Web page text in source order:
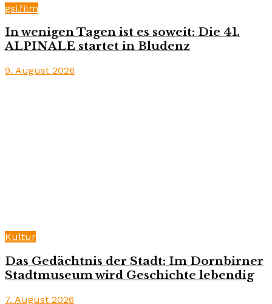
gsi.film
In wenigen Tagen ist es soweit: Die 41.
ALPINALE startet in Bludenz
9. August 2026
Kultur
Das Gedächtnis der Stadt: Im Dornbirner
Stadtmuseum wird Geschichte lebendig
7. August 2026